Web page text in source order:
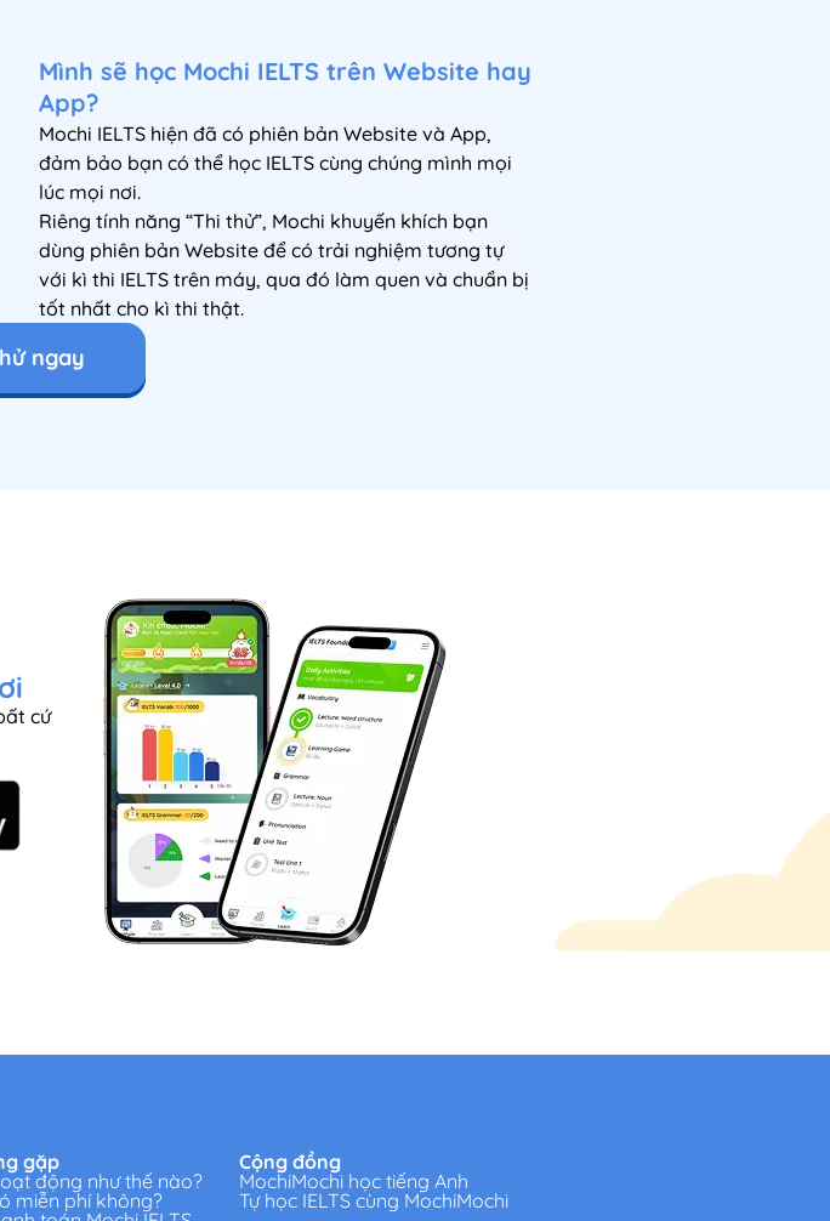
Mình sẽ học Mochi IELTS trên Website hay
App?
Mochi IELTS hiện đã có phiên bản Website và App,
đảm bảo bạn có thể học IELTS cùng chúng mình mọi
lúc mọi nơi.
Riêng tính năng “Thi thử”, Mochi khuyến khích bạn
dùng phiên bản Website để có trải nghiệm tương tự
với kì thi IELTS trên máy, qua đó làm quen và chuẩn bị
tốt nhất cho kì thi thật.
ngay
cứ
gặp
động như thế nào?
miễn phí không?
Cộng đồng
MochiMochi học tiếng Anh
Tự học IELTS cùng MochiMochi